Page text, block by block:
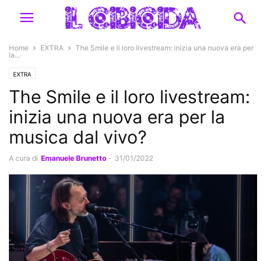
Home EXTRA
The Smile e il loro livestream: inizia una nuova era per
la...
EXTRA
The Smile e il loro livestream:
inizia una nuova era per la
musica dal vivo?
A cura di Emanuele Brunetto - 31/01/2022